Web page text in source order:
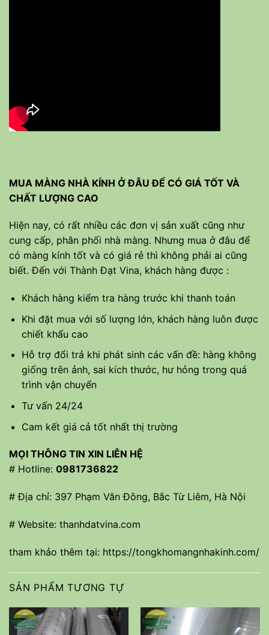
MUA MÀNG NHÀ KÍNH Ở ĐÂU ĐỂ CÓ GIÁ TỐT VÀ
CHẤT LƯỢNG CAO
Hiện nay, có rất nhiều các đơn vị sản xuất cũng như
cung cấp, phân phối nhà màng. Nhưng mua ở đâu để
có màng kính tốt và có giá rẻ thì không phải ai cũng
biết. Đến với Thành Đạt Vina, khách hàng được :
Khách hàng kiểm tra hàng trước khi thanh toán
Khi đặt mua với số lượng lớn, khách hàng luôn được
chiết khấu cao
Hỗ trợ đổi trả khi phát sinh các vấn đề: hàng không
giống trên ảnh, sai kích thước, hư hỏng trong quá
trình vận chuyển
Tư vấn 24/24
Cam kết giá cả tốt nhất thị trường
MỌI THÔNG TIN XIN LIÊN HỆ
# Hotline: 0981736822
# Địa chỉ: 397 Phạm Văn Đông, Bắc Từ Liêm, Hà Nội
# Website: thanhdatvina.com
tham khảo thêm tại: https://tongkhomangnhakinh.com/
SẢN PHẨM TƯƠNG TỰ